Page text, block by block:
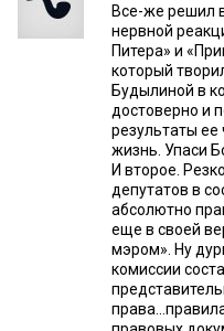
Все-же решил
нервной
Питера» и
который
Будылиной в
достоверно и
результаты
жизнь. Упаси
И второе.
депутатов в
абсолютно
еще в своей
мэром». Ну
комиссии